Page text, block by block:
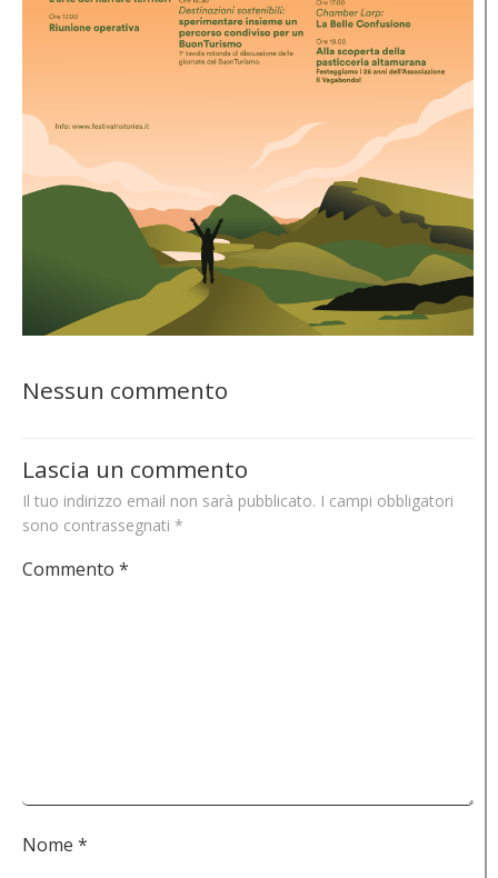
Nessun commento
Lascia un commento
Il tuo indirizzo email non sarà pubblicato. I campi obbligatori
sono contrassegnati *
Commento *
Nome *